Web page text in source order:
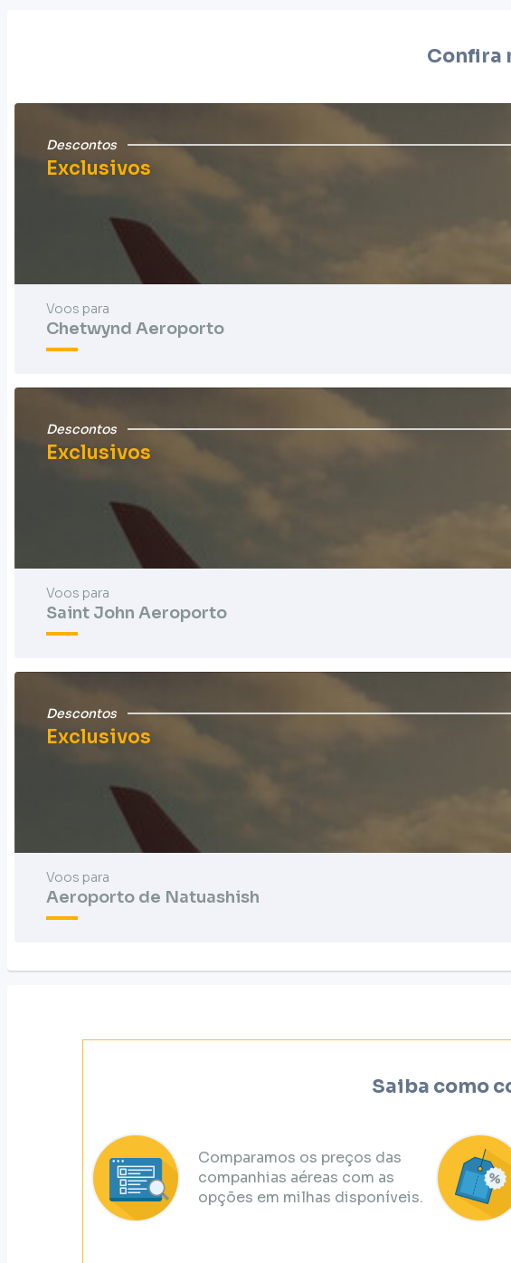
Confira
Descontos
Exclusivos
Voos para
Chetwynd Aeroporto
Descontos
Exclusivos
Voos para
Saint John Aeroporto
Descontos
Exclusivos
Voos para
Aeroporto de Natuashish
Saiba como
Comparamos os preços das
companhias aéreas com as
opções em milhas disponíveis.